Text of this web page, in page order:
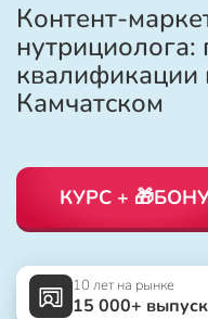
Контент-
квалификации
Камчатском
КУРС +
10 лет на рынке
15 000+